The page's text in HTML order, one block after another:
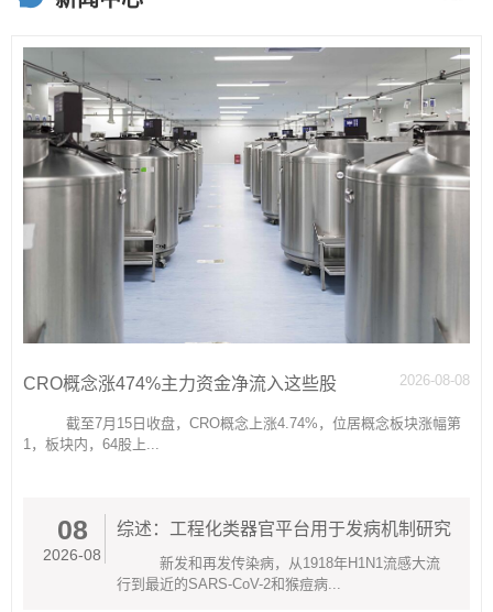
2026-08-08
CRO概念涨474%主力资金净流入这些股
截至7月15日收盘，CRO概念上涨4.74%，位居概念板块涨幅第
1，板块内，64股上...
08
2026-08
综述：工程化类器官平台用于发病机制研究
新发和再发传染病，从1918年H1N1流感大流
行到最近的SARS-CoV-2和猴痘病...